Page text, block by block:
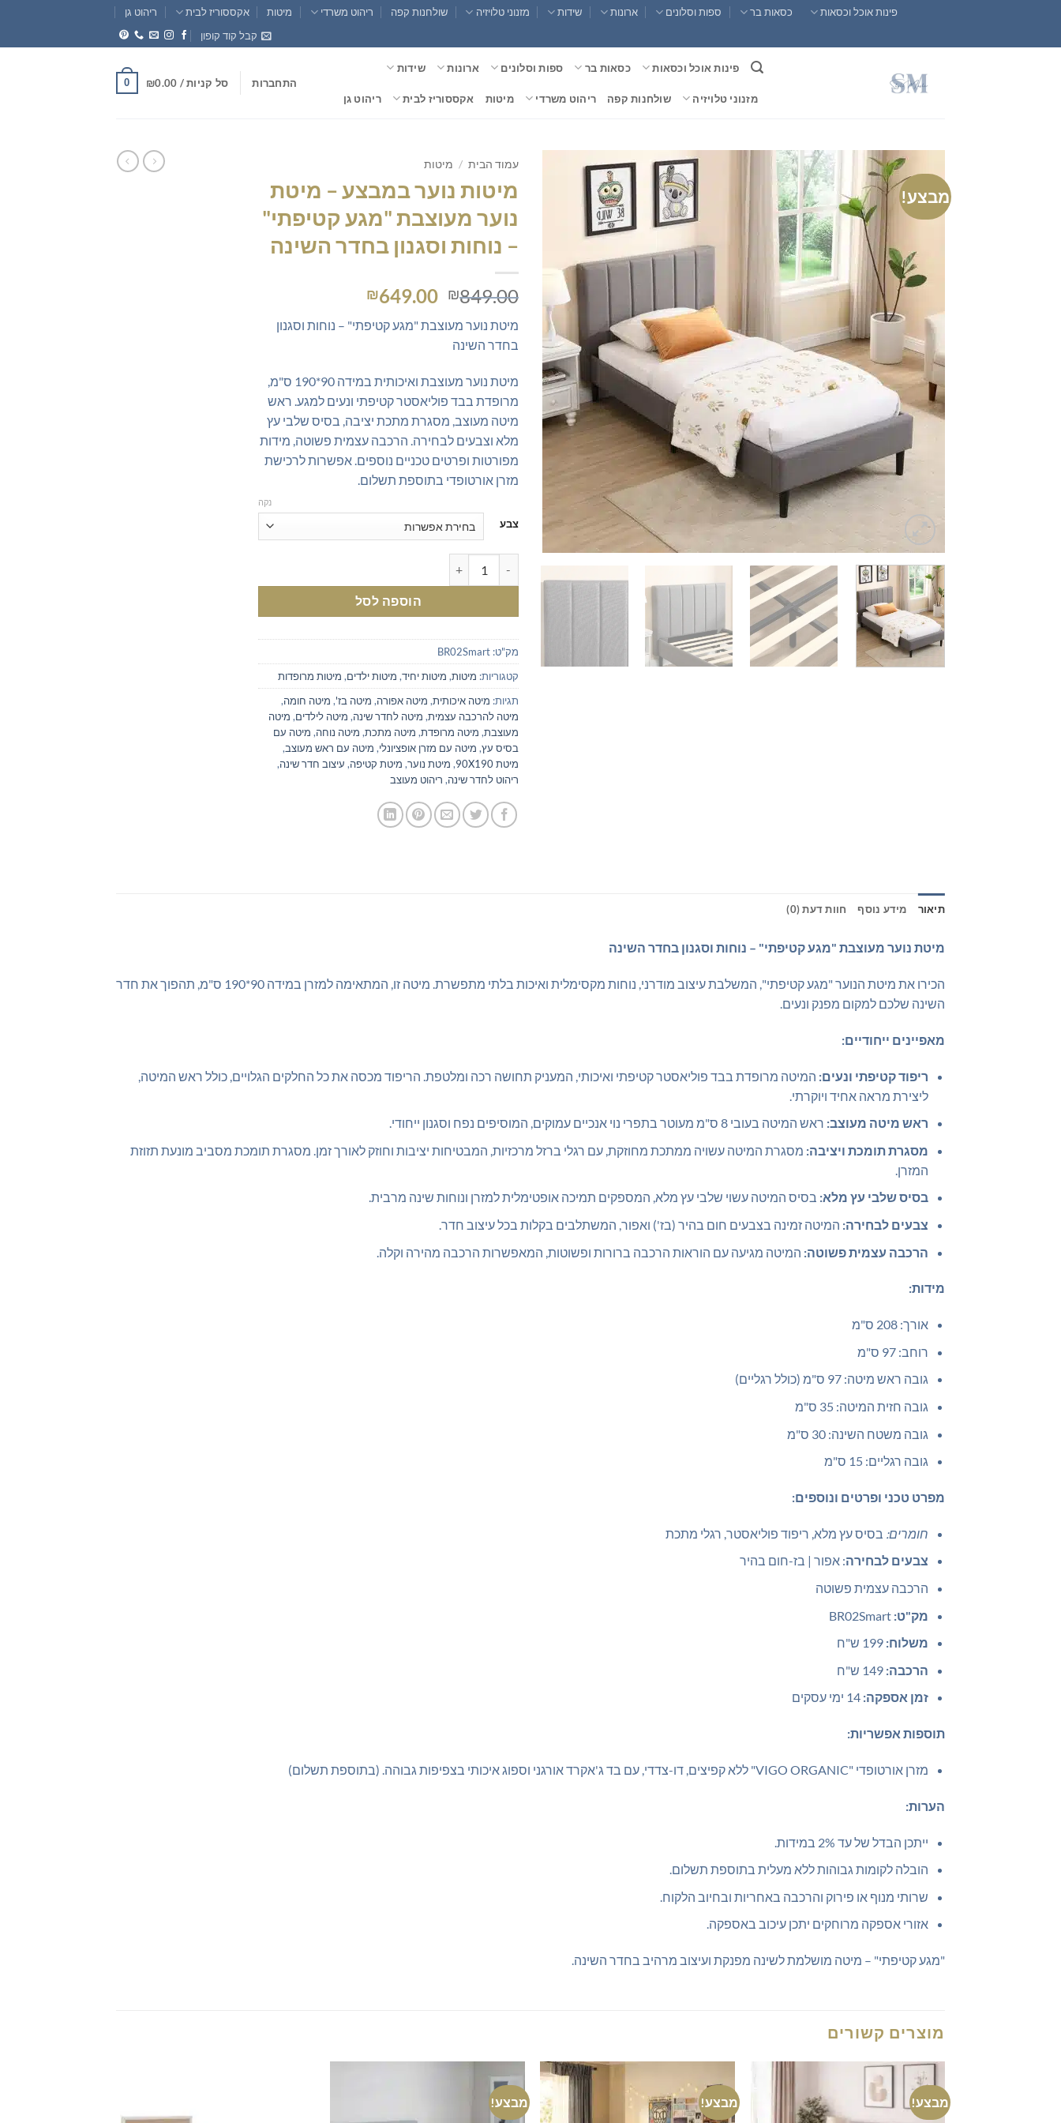
content
פינות אוכל וכסאות כסאות בר ספות וסלונים ארונות שידות מזנוני טלויזיה שולחנות קפה ריהוט משרדי מיטות אקססוריז לבית
ריהוט גן
קבל קוד קופון
פינות אוכל וכסאות כסאות בר ספות וסלונים ארונות שידות
מזנוני טלויזיה שולחנות קפה ריהוט משרדי מיטות אקססוריז לבית ריהוט גן
התחברות סל קניות / ₪0.00
0
מבצע!
עמוד הבית / מיטות
מיטות נוער במבצע – מיטת
נוער מעוצבת "מגע קטיפתי"
– נוחות וסגנון בחדר השינה
₪849.00
המחיר
היה:
₪649.00
הוא:
מיטת נוער מעוצבת "מגע קטיפתי" – נוחות וסגנון
בחדר השינה
מיטת נוער מעוצבת ואיכותית במידה 90*190 ס"מ,
מרופדת בבד פוליאסטר קטיפתי ונעים למגע. ראש
מיטה מעוצב, מסגרת מתכת יציבה, בסיס שלבי עץ
מלא וצבעים לבחירה. הרכבה עצמית פשוטה, מידות
מפורטות ופרטים טכניים נוספים. אפשרות לרכישת
מזרן אורטופדי בתוספת תשלום.
צבע
נקה
הוספה לסל
מק"ט: BR02Smart
קטגוריות: מיטות, מיטות יחיד, מיטות ילדים, מיטות מרופדות
תגיות: מיטה איכותית, מיטה אפורה, מיטה בז', מיטה חומה,
מיטה להרכבה עצמית, מיטה לחדר שינה, מיטה לילדים, מיטה
מעוצבת, מיטה מרופדת, מיטה מתכת, מיטה נוחה, מיטה עם
בסיס עץ, מיטה עם מזרן אופציונלי, מיטה עם ראש מעוצב,
מיטת 90X190
, מיטת נוער, מיטת קטיפה, עיצוב חדר שינה,
ריהוט לחדר שינה, ריהוט מעוצב
תיאור מידע נוסף חוות דעת (0)
מיטת נוער מעוצבת "מגע קטיפתי" – נוחות וסגנון בחדר השינה
הכירו את מיטת הנוער "מגע קטיפתי", המשלבת עיצוב מודרני, נוחות מקסימלית ואיכות בלתי מתפשרת. מיטה זו, המתאימה למזרן במידה 90*190 ס"מ, תהפוך את חדר
השינה שלכם למקום מפנק ונעים.
מאפיינים ייחודיים:
ריפוד קטיפתי ונעים: המיטה מרופדת בבד פוליאסטר קטיפתי ואיכותי, המעניק תחושה רכה ומלטפת. הריפוד מכסה את כל החלקים הגלויים, כולל ראש המיטה,
ליצירת מראה אחיד ויוקרתי.
ראש מיטה מעוצב: ראש המיטה בעובי 8 ס"מ מעוטר בתפרי נוי אנכיים עמוקים, המוסיפים נפח וסגנון ייחודי.
מסגרת תומכת ויציבה: מסגרת המיטה עשויה ממתכת מחוזקת, עם רגלי ברזל מרכזיות, המבטיחות יציבות וחוזק לאורך זמן. מסגרת תומכת מסביב מונעת תזוזת
המזרן.
בסיס שלבי עץ מלא: בסיס המיטה עשוי שלבי עץ מלא, המספקים תמיכה אופטימלית למזרן ונוחות שינה מרבית.
צבעים לבחירה: המיטה זמינה בצבעים חום בהיר (בז') ואפור, המשתלבים בקלות בכל עיצוב חדר.
הרכבה עצמית פשוטה: המיטה מגיעה עם הוראות הרכבה ברורות ופשוטות, המאפשרות הרכבה מהירה וקלה.
מידות:
אורך: 208 ס"מ
רוחב: 97 ס"מ
גובה ראש מיטה: 97 ס"מ (כולל רגליים)
גובה חזית המיטה: 35 ס"מ
גובה משטח השינה: 30 ס"מ
גובה רגליים: 15 ס"מ
מפרט טכני ופרטים ונוספים:
חומרים: בסיס עץ מלא, ריפוד פוליאסטר, רגלי מתכת
צבעים לבחירה: אפור | בז-חום בהיר
הרכבה עצמית פשוטה
מק"ט:
משלוח:
הרכבה:
זמן אספקה:
תוספות אפשריות:
מזרן אורטופדי "VIGO ORGANIC" ללא קפיצים, דו-צדדי, עם בד ג'אקרד אורגני וספוג איכותי בצפיפות גבוהה. (בתוספת תשלום)
הערות:
ייתכן הבדל של עד 2% במידות.
הובלה לקומות גבוהות ללא מעלית בתוספת תשלום.
שרותי מנוף או פירוק והרכבה באחריות ובחיוב הלקוח.
אזורי אספקה מרוחקים יתכן עיכוב באספקה.
"מגע קטיפתי" – מיטה מושלמת לשינה מפנקת ועיצוב מרהיב בחדר השינה.
מוצרים קשורים
מבצע! מבצע! מבצע!